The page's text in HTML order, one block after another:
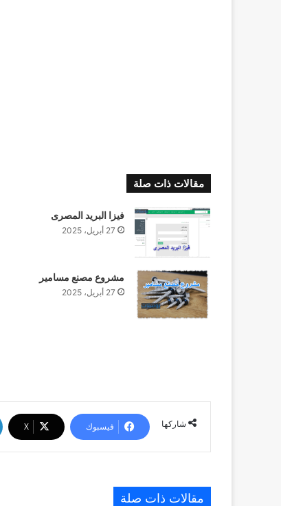
مقالات ذات صلة
فيزا البريد المصرى
27 أبريل، 2025
مشروع مصنع مسامير
27 أبريل، 2025
شاركها فيسبوك ‫X
مقالات ذات صلة